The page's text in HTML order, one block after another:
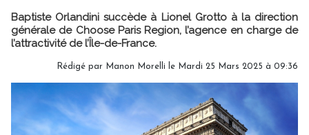
Baptiste Orlandini succède à Lionel Grotto à la direction
générale de Choose Paris Region, l’agence en charge de
l’attractivité de l’Île-de-France.
Rédigé par Manon Morelli le Mardi 25 Mars 2025 à 09:36